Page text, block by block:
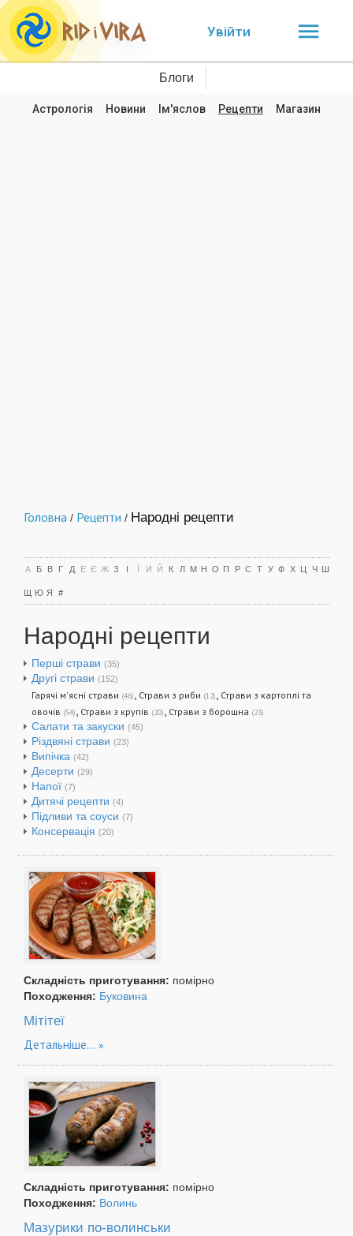
Увійти
Блоги
Астрологія Новини Ім'яслов Рецепти Магазин
Головна / Рецепти / Народні рецепти
А Б В Г Д Е Є Ж З І Ї И Й К Л М Н О П Р С Т У Ф Х Ц Ч Ш
Щ Ю Я #
Народні рецепти
Перші страви (35)
Другі страви (152)
Гарячі м'ясні страви (46), Страви з риби (12), Страви з картоплі та
овочів (54), Страви з крупів (20), Страви з борошна (23)
Салати та закуски (45)
Різдвяні страви (23)
Випічка (42)
Десерти (29)
Напої (7)
Дитячі рецепти (4)
Підливи та соуси (7)
Консервація (20)
Складність приготування: помірно
Походження: Буковина
Мітітеї
Детальніше...
Складність приготування: помірно
Походження: Волинь
Мазурики по-волинськи